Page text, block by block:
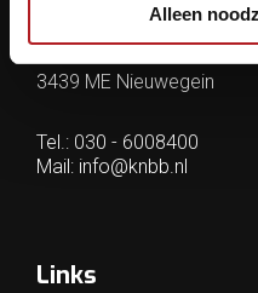
Alleen
Archimedesbaan 7
3439 ME Nieuwegein
Tel.: 030 - 6008400
Mail: info@knbb.nl
Links